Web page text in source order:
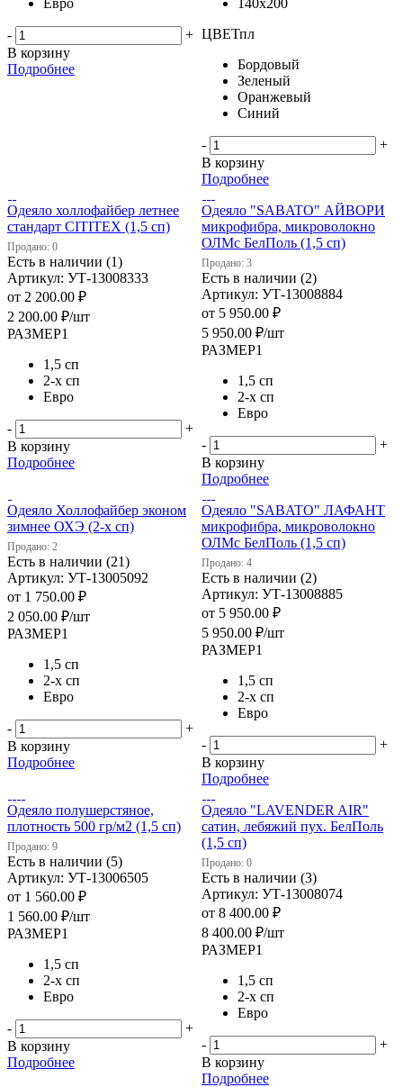
-
+
В корзину
Подробнее
ЦВЕТпл
Бордовый
Зеленый
Оранжевый
Синий
-
+
В корзину
Подробнее
Одеяло холлофайбер летнее
стандарт CITITEX (1,5 сп)
Продано: 0
Есть в наличии (1)
Артикул: УТ-13008333
от 2 200.00 ₽
2 200.00 ₽/шт
РАЗМЕР1
1,5 сп
2-х сп
Евро
-
+
В корзину
Подробнее
Одеяло "SABATO" АЙВОРИ
микрофибра, микроволокно
ОЛМс БелПоль (1,5 сп)
Продано: 3
Есть в наличии (2)
Артикул: УТ-13008884
от 5 950.00 ₽
5 950.00 ₽/шт
РАЗМЕР1
1,5 сп
2-х сп
Евро
-
+
В корзину
Подробнее
Одеяло Холлофайбер эконом
зимнее ОХЭ (2-х сп)
Продано: 2
Есть в наличии (21)
Артикул: УТ-13005092
от 1 750.00 ₽
2 050.00 ₽/шт
РАЗМЕР1
1,5 сп
2-х сп
Евро
-
+
В корзину
Подробнее
Одеяло "SABATO" ЛАФАНТ
микрофибра, микроволокно
ОЛМс БелПоль (1,5 сп)
Продано: 4
Есть в наличии (2)
Артикул: УТ-13008885
от 5 950.00 ₽
5 950.00 ₽/шт
РАЗМЕР1
1,5 сп
2-х сп
Евро
-
+
В корзину
Подробнее
Одеяло полушерстяное,
плотность 500 гр/м2 (1,5 сп)
Продано: 9
Есть в наличии (5)
Артикул: УТ-13006505
от 1 560.00 ₽
1 560.00 ₽/шт
РАЗМЕР1
1,5 сп
2-х сп
Евро
-
+
В корзину
Подробнее
Одеяло "LAVENDER AIR"
сатин, лебяжий пух. БелПоль
(1,5 сп)
Продано: 0
Есть в наличии (3)
Артикул: УТ-13008074
от 8 400.00 ₽
8 400.00 ₽/шт
РАЗМЕР1
1,5 сп
2-х сп
Евро
-
+
В корзину
Подробнее